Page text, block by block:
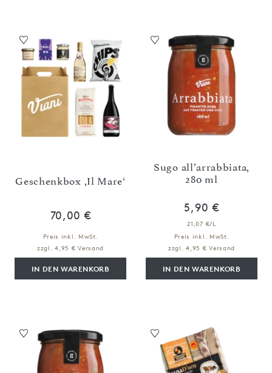
Geschenkbox ,Il Mare‘
70,00 €
Preis inkl. MwSt.
zzgl. 4,95 € Versand
IN DEN WARENKORB
Sugo all’arrabbiata,
280 ml
5,90 €
21,07 €/L
Preis inkl. MwSt.
zzgl. 4,95 € Versand
IN DEN WARENKORB